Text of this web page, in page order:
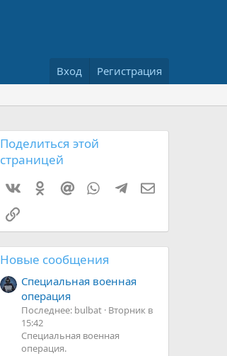
Вход Регистрация
Поделиться этой
страницей
VkontakteOdnoklassniki
Mail.ru WhatsAppTelegramЭлектронная
Ссылка
Новые сообщения
Специальная военная
операция
Последнее: bulbat Вторник в
15:42
Специальная военная
операция.